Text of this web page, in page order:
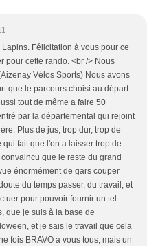
Félicitation à vous pour ce
pour cette rando. <br /> Nous
Vélos Sports) Nous avons
que le parcours choisi au départ.
tout de même a faire 50
par la départemental qui rejoint
Plus de jus, trop dur, trop de
fait que l'on a laisser trop de
que le reste du grand
énormément de gars couper
du temps passer, du travail, et
pour pouvoir fournir un tel
que je suis à la base de
et je sais le travail que cela
fois BRAVO a vous tous, mais un